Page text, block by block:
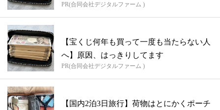
PR(合同会社デジタルファーム )
【宝くじ何年も買って一度も当たらない人
へ】原因、はっきりしてます
PR(合同会社デジタルファーム )
【国内2泊3日旅行】荷物はとにかくポーチ